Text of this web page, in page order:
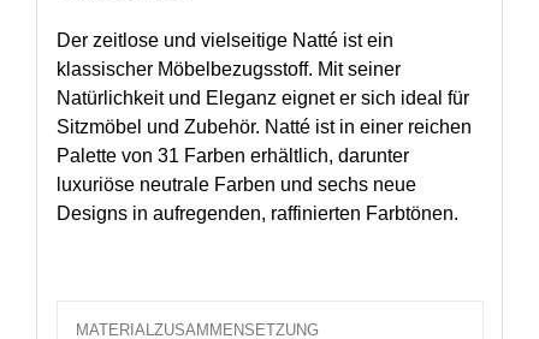
Der zeitlose und vielseitige Natté ist ein
klassischer Möbelbezugsstoff. Mit seiner
Natürlichkeit und Eleganz eignet er sich ideal für
Sitzmöbel und Zubehör. Natté ist in einer reichen
Palette von 31 Farben erhältlich, darunter
luxuriöse neutrale Farben und sechs neue
Designs in aufregenden, raffinierten Farbtönen.
MATERIALZUSAMMENSETZUNG